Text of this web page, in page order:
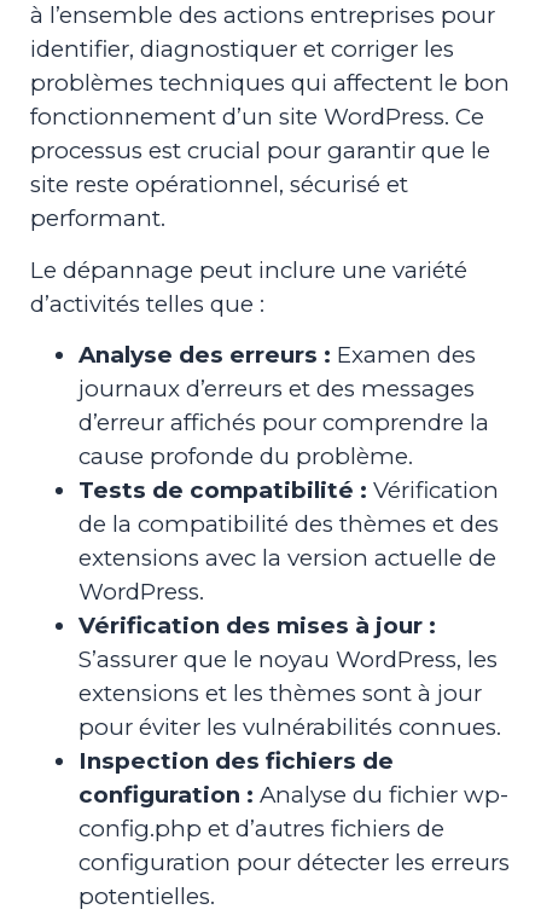
à l’ensemble des actions entreprises pour
identifier, diagnostiquer et corriger les
problèmes techniques qui affectent le bon
fonctionnement d’un site WordPress. Ce
processus est crucial pour garantir que le
site reste opérationnel, sécurisé et
performant.
Le dépannage peut inclure une variété
d’activités telles que :
Analyse des erreurs : Examen des
journaux d’erreurs et des messages
d’erreur affichés pour comprendre la
cause profonde du problème.
Tests de compatibilité : Vérification
de la compatibilité des thèmes et des
extensions avec la version actuelle de
WordPress.
Vérification des mises à jour :
S’assurer que le noyau WordPress, les
extensions et les thèmes sont à jour
pour éviter les vulnérabilités connues.
Inspection des fichiers de
configuration : Analyse du fichier wp-
config.php et d’autres fichiers de
configuration pour détecter les erreurs
potentielles.